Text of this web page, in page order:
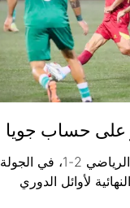
على حساب جويا
فوز الأنصار على جويا الرياضي 2-1، في الجولة
لأوائل الدوري